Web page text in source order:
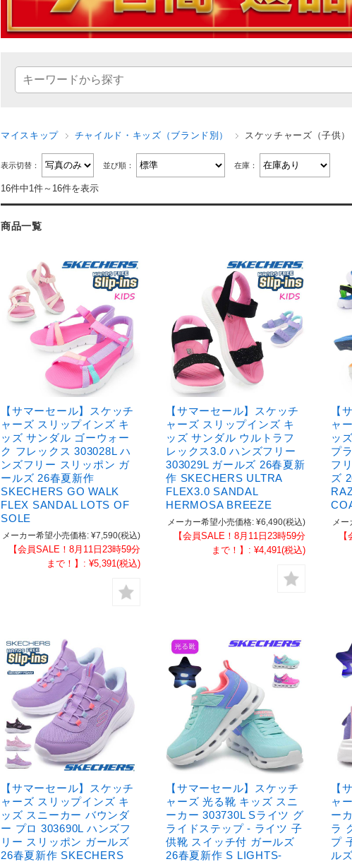
マイスキップ チャイルド・キッズ（ブランド別） スケッチャーズ（子供）
表示切替： 並び順： 在庫：
16件中1件～16件を表示
商品一覧
【サマーセール】スケッチ
ャーズ スリップインズ キ
ッズ サンダル ゴーウォー
ク フレックス 303028L ハ
ンズフリー スリッポン ガ
ールズ 26春夏新作
SKECHERS GO WALK
FLEX SANDAL LOTS OF
SOLE
メーカー希望小売価格: ¥7,590(税込)
【会員SALE！8月11日23時59分
まで！】: ¥5,391(税込)
【サマーセール】スケッチ
ャーズ スリップインズ キ
ッズ サンダル ウルトラフ
レックス3.0 ハンズフリー
303029L ガールズ 26春夏新
作 SKECHERS ULTRA
FLEX3.0 SANDAL
HERMOSA BREEZE
メーカー希望小売価格: ¥6,490(税込)
【会員SALE！8月11日23時59分
まで！】: ¥4,491(税込)
【
ャ
ッ
プ
フ
ズ
メー
【サマーセール】スケッチ
ャーズ スリップインズ キ
ッズ スニーカー バウンダ
ー プロ 303690L ハンズフ
リー スリッポン ガールズ
26春夏新作 SKECHERS
【サマーセール】スケッチ
ャーズ 光る靴 キッズ スニ
ーカー 303730L Sライツ グ
ライドステップ - ライツ 子
供靴 スイッチ付 ガールズ
26春夏新作 S LIGHTS-
【
ャ
ー
ラ
プ
ル